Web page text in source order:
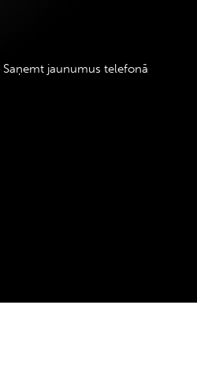
Saņemt jaunumus telefonā